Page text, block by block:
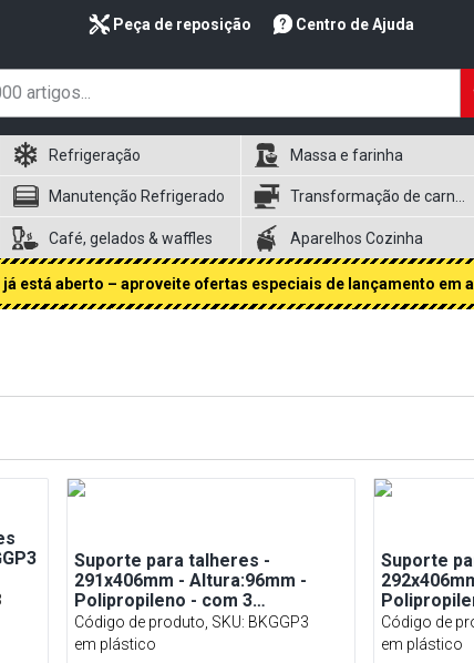
Peça de reposição Centro de Ajuda
Refrigeração Massa e farinha
Manutenção Refrigerado
Café, gelados & waffles Aparelhos Cozinha
está aberto – aproveite ofertas especiais de lançamento
Suporte para talheres -
291x406mm - Altura:96mm -
Polipropileno - com 3
compartimentos - Grau
Código de produto, SKU: BKGGP3
em plástico
Suporte
Código de
em plástico